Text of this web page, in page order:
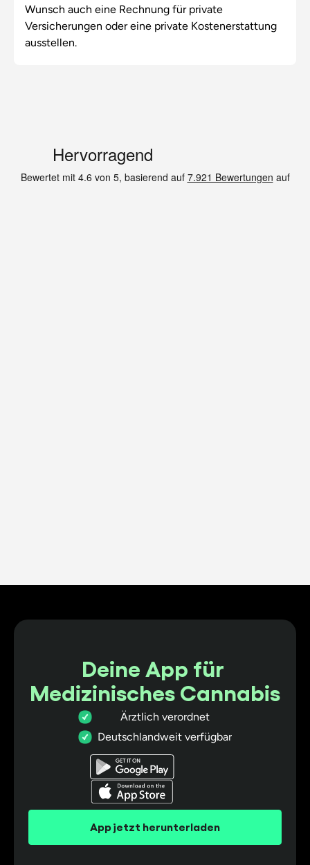
Wunsch auch eine Rechnung für private
Versicherungen oder eine private Kostenerstattung
ausstellen.
Deine App für
Medizinisches Cannabis
Ärztlich verordnet
Deutschlandweit verfügbar
App jetzt herunterladen